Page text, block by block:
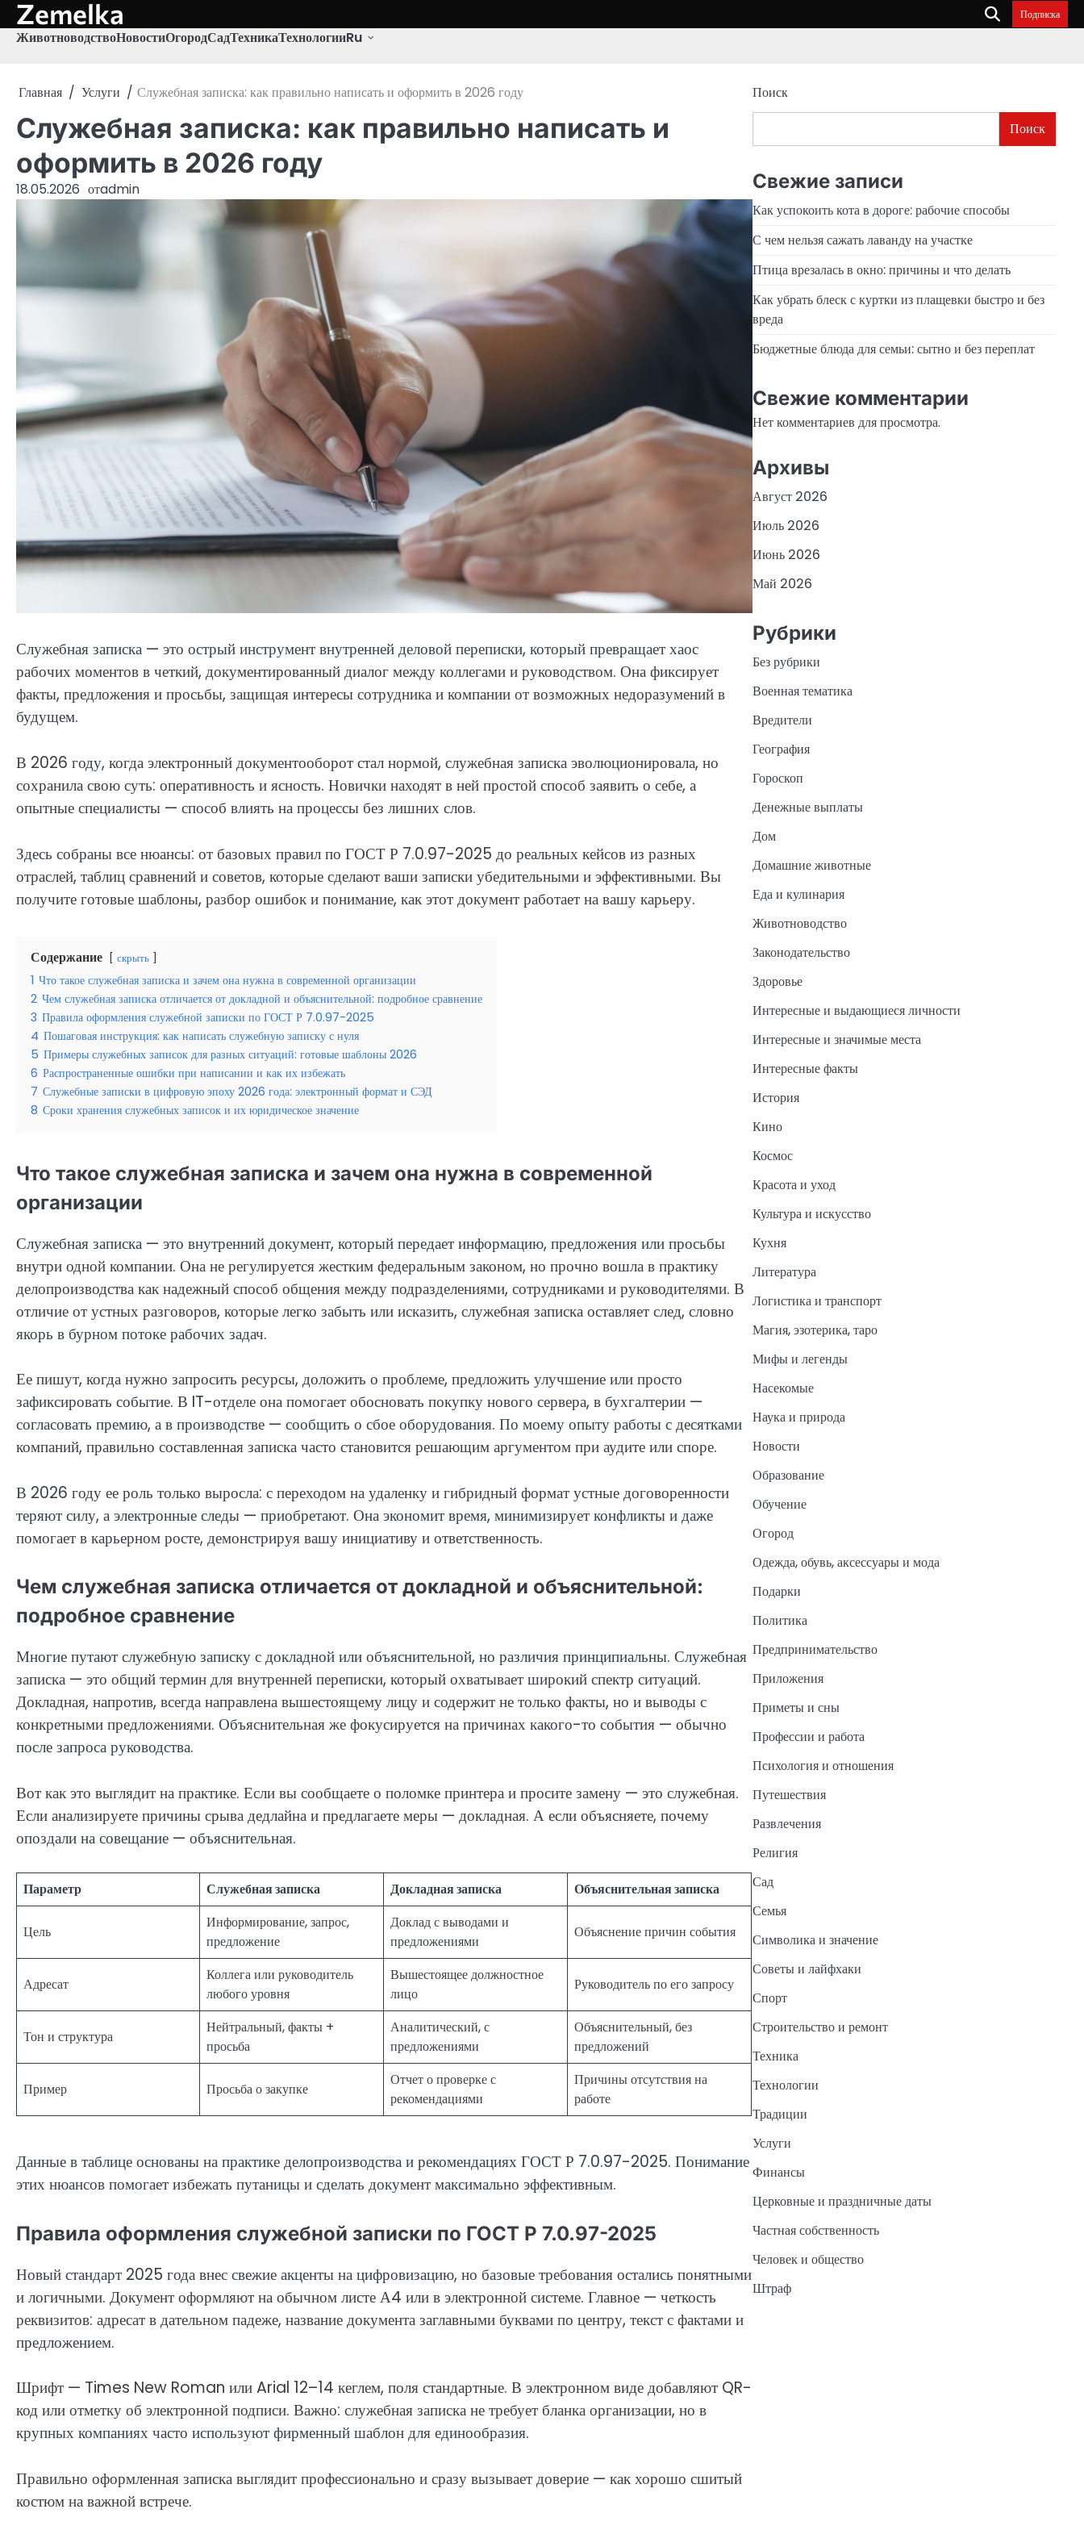
Перейти
к
содержимому
Zemelka Подписка
ЖивотноводствоНовостиОгородСадТехникаТехнологииRu
Главная Услуги Служебная записка: как правильно написать и оформить в 2026 году
Служебная записка: как правильно написать и
оформить в 2026 году
18.05.2026 отadmin
Служебная записка — это острый инструмент внутренней деловой переписки, который превращает хаос
рабочих моментов в четкий, документированный диалог между коллегами и руководством. Она фиксирует
факты, предложения и просьбы, защищая интересы сотрудника и компании от возможных недоразумений в
будущем.
В 2026 году, когда электронный документооборот стал нормой, служебная записка эволюционировала, но
сохранила свою суть: оперативность и ясность. Новички находят в ней простой способ заявить о себе, а
опытные специалисты — способ влиять на процессы без лишних слов.
Здесь собраны все нюансы: от базовых правил по ГОСТ Р 7.0.97-2025 до реальных кейсов из разных
отраслей, таблиц сравнений и советов, которые сделают ваши записки убедительными и эффективными. Вы
получите готовые шаблоны, разбор ошибок и понимание, как этот документ работает на вашу карьеру.
Содержание скрыть
1 Что такое служебная записка и зачем она нужна в современной организации
2 Чем служебная записка отличается от докладной и объяснительной: подробное сравнение
3 Правила оформления служебной записки по ГОСТ Р 7.0.97-2025
4 Пошаговая инструкция: как написать служебную записку с нуля
5 Примеры служебных записок для разных ситуаций: готовые шаблоны 2026
6 Распространенные ошибки при написании и как их избежать
7 Служебные записки в цифровую эпоху 2026 года: электронный формат и СЭД
8 Сроки хранения служебных записок и их юридическое значение
Что такое служебная записка и зачем она нужна в современной
организации
Служебная записка — это внутренний документ, который передает информацию, предложения или просьбы
внутри одной компании. Она не регулируется жестким федеральным законом, но прочно вошла в практику
делопроизводства как надежный способ общения между подразделениями, сотрудниками и руководителями. В
отличие от устных разговоров, которые легко забыть или исказить, служебная записка оставляет след, словно
якорь в бурном потоке рабочих задач.
Ее пишут, когда нужно запросить ресурсы, доложить о проблеме, предложить улучшение или просто
зафиксировать событие. В IT-отделе она помогает обосновать покупку нового сервера, в бухгалтерии —
согласовать премию, а в производстве — сообщить о сбое оборудования. По моему опыту работы с десятками
компаний, правильно составленная записка часто становится решающим аргументом при аудите или споре.
В 2026 году ее роль только выросла: с переходом на удаленку и гибридный формат устные договоренности
теряют силу, а электронные следы — приобретают. Она экономит время, минимизирует конфликты и даже
помогает в карьерном росте, демонстрируя вашу инициативу и ответственность.
Чем служебная записка отличается от докладной и объяснительной:
подробное сравнение
Многие путают служебную записку с докладной или объяснительной, но различия принципиальны. Служебная
записка — это общий термин для внутренней переписки, который охватывает широкий спектр ситуаций.
Докладная, напротив, всегда направлена вышестоящему лицу и содержит не только факты, но и выводы с
конкретными предложениями. Объяснительная же фокусируется на причинах какого-то события — обычно
после запроса руководства.
Вот как это выглядит на практике. Если вы сообщаете о поломке принтера и просите замену — это служебная.
Если анализируете причины срыва дедлайна и предлагаете меры — докладная. А если объясняете, почему
опоздали на совещание — объяснительная.
Параметр Служебная записка Докладная записка Объяснительная записка
Цель
Информирование, запрос,
предложение
Доклад с выводами и
предложениями
Объяснение причин события
Адресат
Коллега или руководитель
любого уровня
Вышестоящее должностное
лицо
Руководитель по его запросу
Тон и структура
Нейтральный, факты +
просьба
Аналитический, с
предложениями
Объяснительный, без
предложений
Пример Просьба о закупке
Отчет о проверке с
рекомендациями
Причины отсутствия на
работе
Данные в таблице основаны на практике делопроизводства и рекомендациях ГОСТ Р 7.0.97-2025. Понимание
этих нюансов помогает избежать путаницы и сделать документ максимально эффективным.
Правила оформления служебной записки по ГОСТ Р 7.0.97-2025
Новый стандарт 2025 года внес свежие акценты на цифровизацию, но базовые требования остались понятными
и логичными. Документ оформляют на обычном листе А4 или в электронной системе. Главное — четкость
реквизитов: адресат в дательном падеже, название документа заглавными буквами по центру, текст с фактами и
предложением.
Шрифт — Times New Roman или Arial 12–14 кеглем, поля стандартные. В электронном виде добавляют QR-
код или отметку об электронной подписи. Важно: служебная записка не требует бланка организации, но в
крупных компаниях часто используют фирменный шаблон для единообразия.
Правильно оформленная записка выглядит профессионально и сразу вызывает доверие — как хорошо сшитый
костюм на важной встрече.
Поиск
Поиск
Свежие записи
Как успокоить кота в дороге: рабочие способы
С чем нельзя сажать лаванду на участке
Птица врезалась в окно: причины и что делать
Как убрать блеск с куртки из плащевки быстро и без
вреда
Бюджетные блюда для семьи: сытно и без переплат
Свежие комментарии
Нет комментариев для просмотра.
Архивы
Август 2026
Июль 2026
Июнь 2026
Май 2026
Рубрики
Без рубрики
Военная тематика
Вредители
География
Гороскоп
Денежные выплаты
Дом
Домашние животные
Еда и кулинария
Животноводство
Законодательство
Здоровье
Интересные и выдающиеся личности
Интересные и значимые места
Интересные факты
История
Кино
Космос
Красота и уход
Культура и искусство
Кухня
Литература
Логистика и транспорт
Магия, эзотерика, таро
Мифы и легенды
Насекомые
Наука и природа
Новости
Образование
Обучение
Огород
Одежда, обувь, аксессуары и мода
Подарки
Политика
Предпринимательство
Приложения
Приметы и сны
Профессии и работа
Психология и отношения
Путешествия
Развлечения
Религия
Сад
Семья
Символика и значение
Советы и лайфхаки
Спорт
Строительство и ремонт
Техника
Технологии
Традиции
Услуги
Финансы
Церковные и праздничные даты
Частная собственность
Человек и общество
Штраф